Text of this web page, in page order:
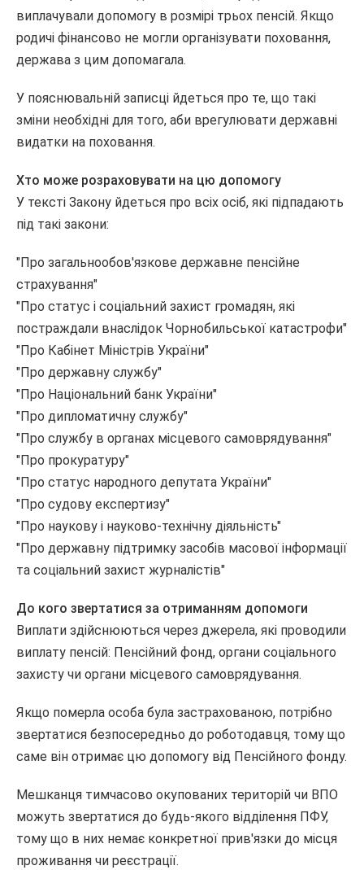
виплачували допомогу в розмірі трьох пенсій. Якщо
родичі фінансово не могли організувати поховання,
держава з цим допомагала.
У пояснювальній записці йдеться про те, що такі
зміни необхідні для того, аби врегулювати державні
видатки на поховання.
Хто може розраховувати на цю допомогу
У тексті Закону йдеться про всіх осіб, які підпадають
під такі закони:
"Про загальнообов'язкове державне пенсійне
страхування"
"Про статус і соціальний захист громадян, які
постраждали внаслідок Чорнобильської катастрофи"
"Про Кабінет Міністрів України"
"Про державну службу"
"Про Національний банк України"
"Про дипломатичну службу"
"Про службу в органах місцевого самоврядування"
"Про прокуратуру"
"Про статус народного депутата України"
"Про судову експертизу"
"Про наукову і науково-технічну діяльність"
"Про державну підтримку засобів масової інформації
та соціальний захист журналістів"
До кого звертатися за отриманням допомоги
Виплати здійснюються через джерела, які проводили
виплату пенсій: Пенсійний фонд, органи соціального
захисту чи органи місцевого самоврядування.
Якщо померла особа була застрахованою, потрібно
звертатися безпосередньо до роботодавця, тому що
саме він отримає цю допомогу від Пенсійного фонду.
Мешканця тимчасово окупованих територій чи ВПО
можуть звертатися до будь-якого відділення ПФУ,
тому що в них немає конкретної прив'язки до місця
проживання чи реєстрації.